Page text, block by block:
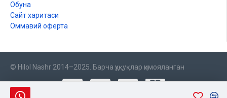
Обуна
Сайт харитаси
Оммавий оферта
© Hilol Nashr 2014–2025. Барча ҳуқуқлар ҳимояланган